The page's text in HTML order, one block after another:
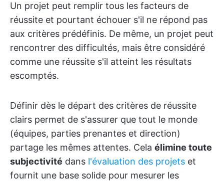
Un projet peut remplir tous les facteurs de
réussite et pourtant échouer s'il ne répond pas
aux critères prédéfinis. De même, un projet peut
rencontrer des difficultés, mais être considéré
comme une réussite s'il atteint les résultats
escomptés.
Définir dès le départ des critères de réussite
clairs permet de s'assurer que tout le monde
(équipes, parties prenantes et direction)
partage les mêmes attentes. Cela élimine toute
subjectivité dans l'évaluation des projets et
fournit une base solide pour mesurer les